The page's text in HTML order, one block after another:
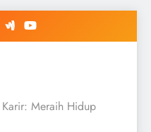
Meraih Hidup